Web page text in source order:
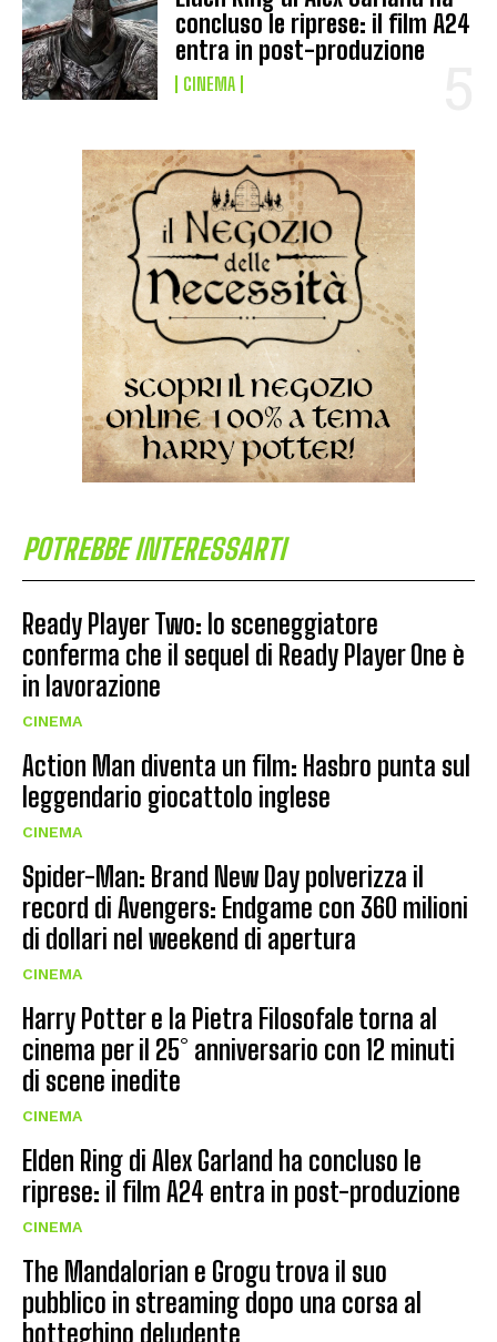
concluso le riprese: il film A24
entra in post-produzione
CINEMA
POTREBBE INTERESSARTI
Ready Player Two: lo sceneggiatore
conferma che il sequel di Ready Player One è
in lavorazione
CINEMA
Action Man diventa un film: Hasbro punta sul
leggendario giocattolo inglese
CINEMA
Spider-Man: Brand New Day polverizza il
record di Avengers: Endgame con 360 milioni
di dollari nel weekend di apertura
CINEMA
Harry Potter e la Pietra Filosofale torna al
cinema per il 25° anniversario con 12 minuti
di scene inedite
CINEMA
Elden Ring di Alex Garland ha concluso le
riprese: il film A24 entra in post-produzione
CINEMA
The Mandalorian e Grogu trova il suo
pubblico in streaming dopo una corsa al
botteghino deludente